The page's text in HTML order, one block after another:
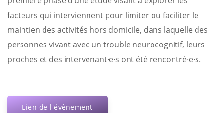
facteurs qui interviennent pour limiter ou faciliter le
maintien des activités hors domicile, dans laquelle des
personnes vivant avec un trouble neurocognitif, leurs
proches et des intervenant∙e∙s ont été rencontré∙e∙s.
Lien de l'évènement